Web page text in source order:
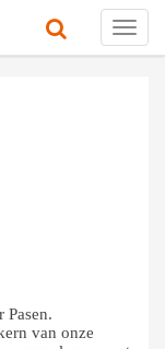
Pasen.
van onze